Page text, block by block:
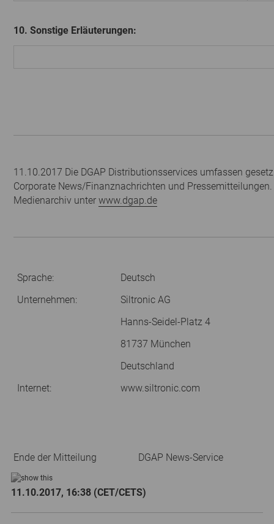
10. Sonstige Erläuterungen:
11.10.2017 Die DGAP Distributionsservices umfassen
Corporate News/Finanznachrichten und Pressemitteilungen.
Medienarchiv unter www.dgap.de
Sprache:
Deutsch
Unternehmen:
Siltronic AG
Hanns-Seidel-Platz 4
81737 München
Deutschland
Internet:
www.siltronic.com
Ende der Mitteilung DGAP News-Service
11.10.2017, 16:38 (CET/CETS)